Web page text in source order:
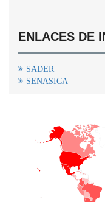
ENLACES DE
SADER
SENASICA